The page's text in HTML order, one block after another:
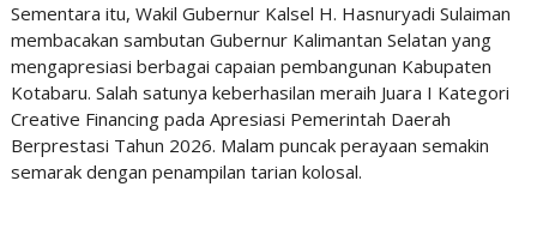
‎Sementara itu, Wakil Gubernur Kalsel H. Hasnuryadi Sulaiman
membacakan sambutan Gubernur Kalimantan Selatan yang
mengapresiasi berbagai capaian pembangunan Kabupaten
Kotabaru. Salah satunya keberhasilan meraih Juara I Kategori
Creative Financing pada Apresiasi Pemerintah Daerah
Berprestasi Tahun 2026. Malam puncak perayaan semakin
semarak dengan penampilan tarian kolosal.